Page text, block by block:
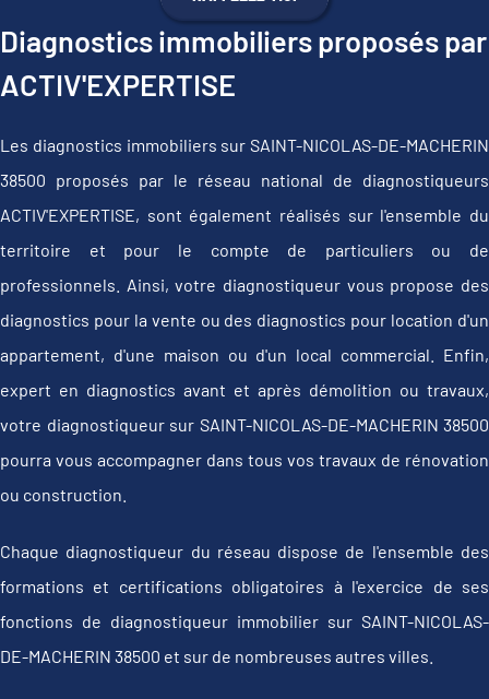
Diagnostics immobiliers proposés par
ACTIV'EXPERTISE
Les diagnostics immobiliers sur SAINT-NICOLAS-DE-MACHERIN
38500 proposés par le réseau national de diagnostiqueurs
ACTIV'EXPERTISE, sont également réalisés sur l'ensemble du
territoire et pour le compte de particuliers ou de
professionnels. Ainsi, votre diagnostiqueur vous propose des
diagnostics pour la vente ou des diagnostics pour location d'un
appartement, d'une maison ou d'un local commercial. Enfin,
expert en diagnostics avant et après démolition ou travaux,
votre diagnostiqueur sur SAINT-NICOLAS-DE-MACHERIN 38500
pourra vous accompagner dans tous vos travaux de rénovation
ou construction.
Chaque diagnostiqueur du réseau dispose de l'ensemble des
formations et certifications obligatoires à l'exercice de ses
fonctions de diagnostiqueur immobilier sur SAINT-NICOLAS-
DE-MACHERIN 38500 et sur de nombreuses autres villes.